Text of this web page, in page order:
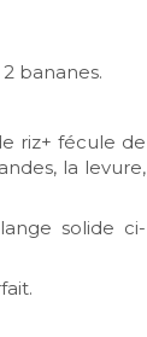
bananes.
riz+ fécule de
la levure,
solide ci-